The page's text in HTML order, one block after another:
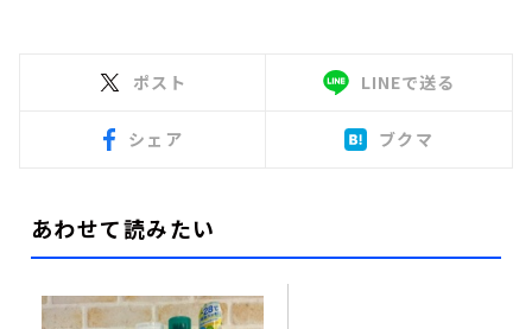
ポスト LINEで送る
シェア ブクマ
あわせて読みたい